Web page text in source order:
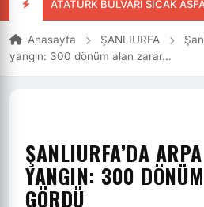
Anasayfa ŞANLIURFA
yangın: 300 dönüm alan zarar...
ŞANLIURFA’DA
YANGIN: 300
GÖRDÜ